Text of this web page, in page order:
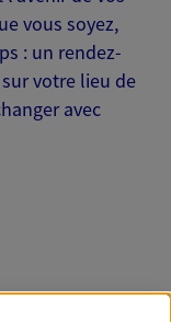
vous soyez,
: un rendez-
votre lieu de
avec